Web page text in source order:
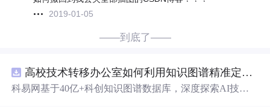
2019-01-05
——到底了——
高校技术转移办公室如何利用知识图谱精准定位产业需求与技术适配点？.docx
科易网基于40亿+科创知识图谱数据库，深度探索AI技术